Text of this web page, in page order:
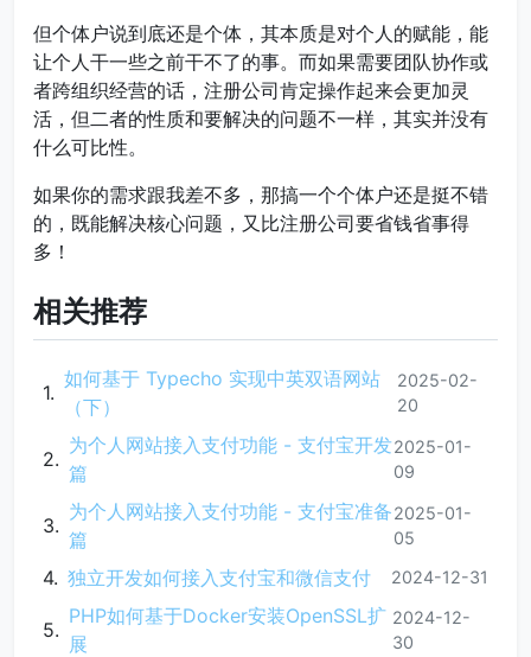
但个体户说到底还是个体，其本质是对个人的赋能，能
让个人干一些之前干不了的事。而如果需要团队协作或
者跨组织经营的话，注册公司肯定操作起来会更加灵
活，但二者的性质和要解决的问题不一样，其实并没有
什么可比性。
如果你的需求跟我差不多，那搞一个个体户还是挺不错
的，既能解决核心问题，又比注册公司要省钱省事得
多！
相关推荐
如何基于 Typecho 实现中英双语网站
（下）
2025-02-
20
为个人网站接入支付功能 - 支付宝开发
篇
2025-01-
09
为个人网站接入支付功能 - 支付宝准备
篇
2025-01-
05
独立开发如何接入支付宝和微信支付 2024-12-31
PHP如何基于Docker安装OpenSSL扩
展
2024-12-
30